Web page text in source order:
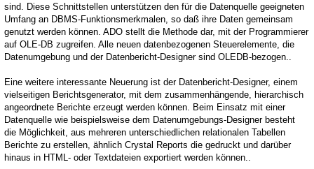
sind. Diese Schnittstellen unterstützen den für die Datenquelle geeigneten
Umfang an DBMS-Funktionsmerkmalen, so daß ihre Daten gemeinsam
genutzt werden können. ADO stellt die Methode dar, mit der Programmierer
auf OLE-DB zugreifen. Alle neuen datenbezogenen Steuerelemente, die
Datenumgebung und der Datenbericht-Designer sind OLEDB-bezogen..
Eine weitere interessante Neuerung ist der Datenbericht-Designer, einem
vielseitigen Berichtsgenerator, mit dem zusammenhängende, hierarchisch
angeordnete Berichte erzeugt werden können. Beim Einsatz mit einer
Datenquelle wie beispielsweise dem Datenumgebungs-Designer besteht
die Möglichkeit, aus mehreren unterschiedlichen relationalen Tabellen
Berichte zu erstellen, ähnlich Crystal Reports die gedruckt und darüber
hinaus in HTML- oder Textdateien exportiert werden können..